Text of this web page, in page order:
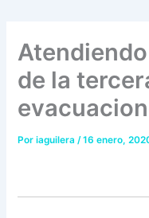
de la
Poriaguilera/16 enero,